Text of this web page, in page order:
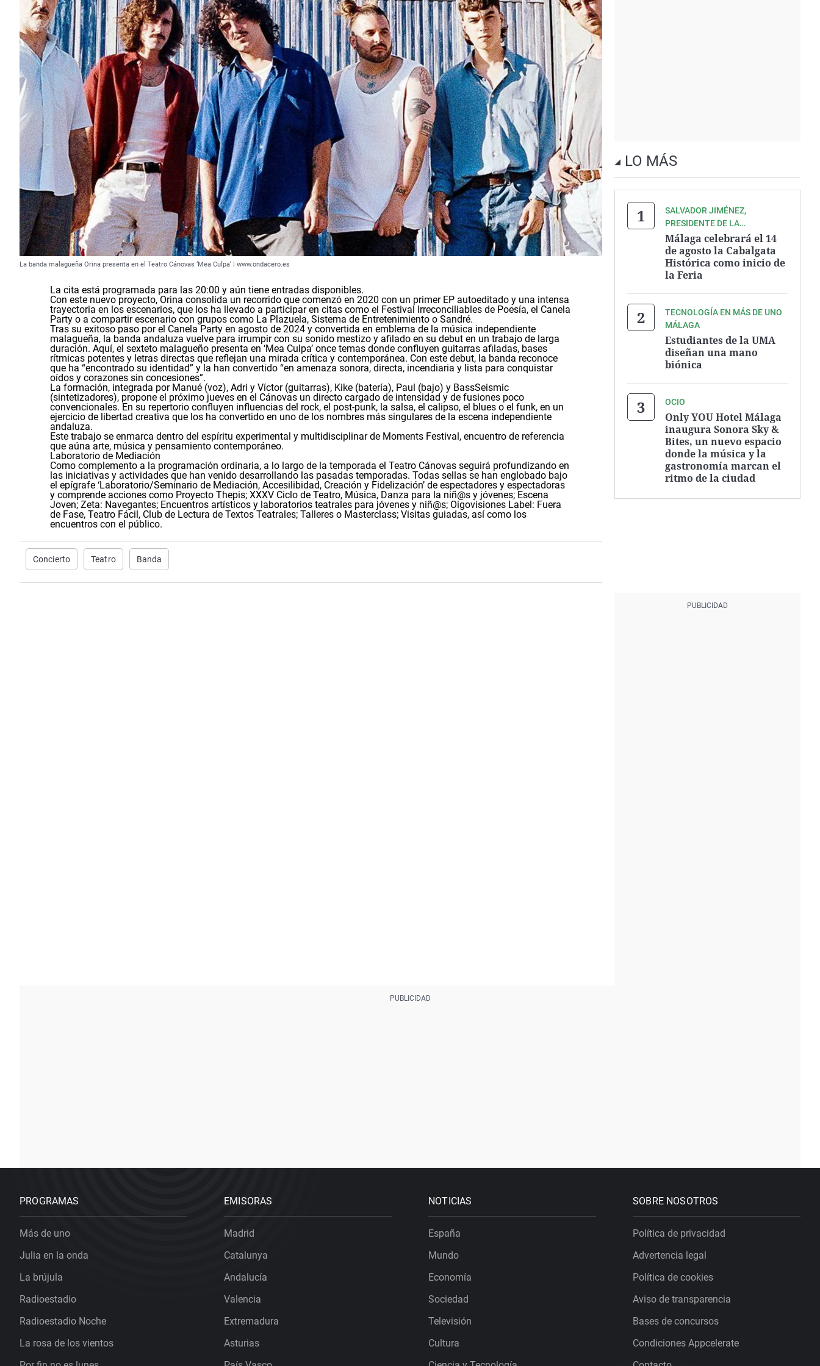
La banda malagueña Orina presenta en el Teatro Cánovas ‘Mea Culpa’ | www.ondacero.es
La cita está programada para las 20:00 y aún tiene entradas disponibles.
Con este nuevo proyecto, Orina consolida un recorrido que comenzó en 2020 con un primer EP autoeditado y una intensa
trayectoria en los escenarios, que los ha llevado a participar en citas como el Festival Irreconciliables de Poesía, el Canela
Party o a compartir escenario con grupos como La Plazuela, Sistema de Entretenimiento o Sandré.
Tras su exitoso paso por el Canela Party en agosto de 2024 y convertida en emblema de la música independiente
malagueña, la banda andaluza vuelve para irrumpir con su sonido mestizo y afilado en su debut en un trabajo de larga
duración. Aquí, el sexteto malagueño presenta en ‘Mea Culpa’ once temas donde confluyen guitarras afiladas, bases
rítmicas potentes y letras directas que reflejan una mirada crítica y contemporánea. Con este debut, la banda reconoce
que ha “encontrado su identidad” y la han convertido “en amenaza sonora, directa, incendiaria y lista para conquistar
oídos y corazones sin concesiones”.
La formación, integrada por Manué (voz), Adri y Víctor (guitarras), Kike (batería), Paul (bajo) y BassSeismic
(sintetizadores), propone el próximo jueves en el Cánovas un directo cargado de intensidad y de fusiones poco
convencionales. En su repertorio confluyen influencias del rock, el post-punk, la salsa, el calipso, el blues o el funk, en un
ejercicio de libertad creativa que los ha convertido en uno de los nombres más singulares de la escena independiente
andaluza.
Este trabajo se enmarca dentro del espíritu experimental y multidisciplinar de Moments Festival, encuentro de referencia
que aúna arte, música y pensamiento contemporáneo.
Laboratorio de Mediación
Como complemento a la programación ordinaria, a lo largo de la temporada el Teatro Cánovas seguirá profundizando en
las iniciativas y actividades que han venido desarrollando las pasadas temporadas. Todas sellas se han englobado bajo
el epígrafe ‘Laboratorio/Seminario de Mediación, Accesilibidad, Creación y Fidelización’ de espectadores y espectadoras
y comprende acciones como Proyecto Thepis; XXXV Ciclo de Teatro, Música, Danza para la niñ@s y jóvenes; Escena
Joven; Zeta: Navegantes; Encuentros artísticos y laboratorios teatrales para jóvenes y niñ@s; Oigovisiones Label: Fuera
de Fase, Teatro Fácil, Club de Lectura de Textos Teatrales; Talleres o Masterclass; Visitas guiadas, así como los
encuentros con el público.
Concierto Teatro Banda
LO MÁS
SALVADOR JIMÉNEZ,
PRESIDENTE DE LA
ASOCIACIÓN ZEGRÍ
Málaga celebrará el 14
de agosto la Cabalgata
Histórica como inicio de
la Feria
TECNOLOGÍA EN MÁS DE UNO
MÁLAGA
Estudiantes de la UMA
diseñan una mano
biónica
OCIO
Only YOU Hotel Málaga
inaugura Sonora Sky &
Bites, un nuevo espacio
donde la música y la
gastronomía marcan el
ritmo de la ciudad
PROGRAMAS
Más de uno
Julia en la onda
La brújula
Radioestadio
Radioestadio Noche
La rosa de los vientos
EMISORAS
Madrid
Catalunya
Andalucía
Valencia
Extremadura
Asturias
NOTICIAS
España
Mundo
Economía
Sociedad
Televisión
Cultura
SOBRE NOSOTROS
Política de privacidad
Advertencia legal
Política de cookies
Aviso de transparencia
Bases de concursos
Condiciones Appcelerate